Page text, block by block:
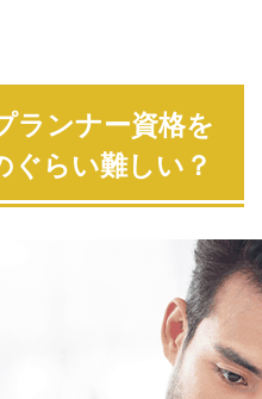
ランナー資格を
ぐらい難しい？